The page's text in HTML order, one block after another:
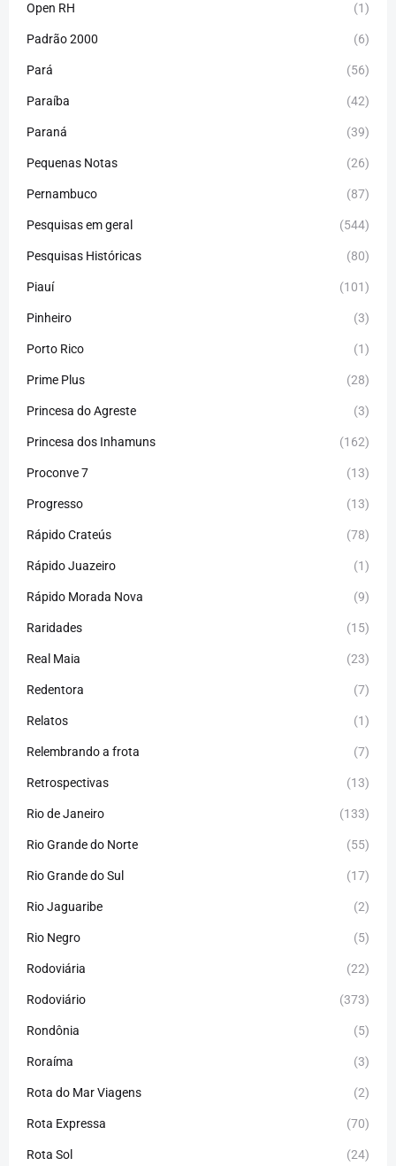
Open RH (1)
Padrão 2000 (6)
Pará (56)
Paraíba (42)
Paraná (39)
Pequenas Notas (26)
Pernambuco (87)
Pesquisas em geral (544)
Pesquisas Históricas (80)
Piauí (101)
Pinheiro (3)
Porto Rico (1)
Prime Plus (28)
Princesa do Agreste (3)
Princesa dos Inhamuns (162)
Proconve 7 (13)
Progresso (13)
Rápido Crateús (78)
Rápido Juazeiro (1)
Rápido Morada Nova (9)
Raridades (15)
Real Maia (23)
Redentora (7)
Relatos (1)
Relembrando a frota (7)
Retrospectivas (13)
Rio de Janeiro (133)
Rio Grande do Norte (55)
Rio Grande do Sul (17)
Rio Jaguaribe (2)
Rio Negro (5)
Rodoviária (22)
Rodoviário (373)
Rondônia (5)
Roraíma (3)
Rota do Mar Viagens (2)
Rota Expressa (70)
Rota Sol (24)